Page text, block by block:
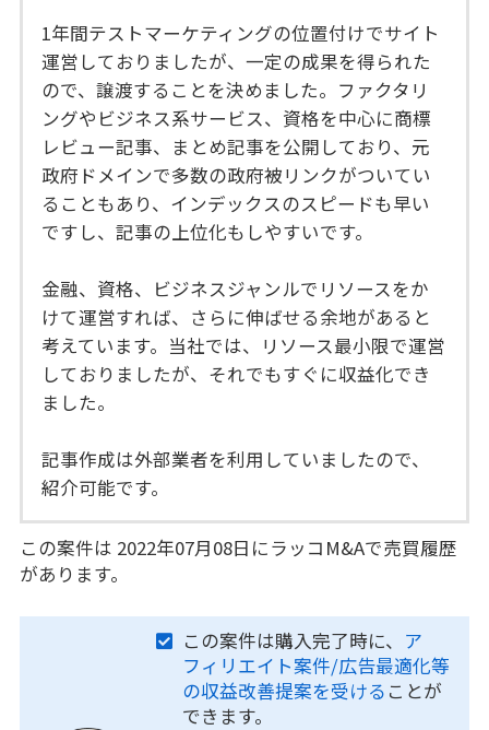
1年間テストマーケティングの位置付けでサイト
運営しておりましたが、一定の成果を得られた
ので、譲渡することを決めました。ファクタリ
ングやビジネス系サービス、資格を中心に商標
レビュー記事、まとめ記事を公開しており、元
政府ドメインで多数の政府被リンクがついてい
ることもあり、インデックスのスピードも早い
ですし、記事の上位化もしやすいです。
金融、資格、ビジネスジャンルでリソースをか
けて運営すれば、さらに伸ばせる余地があると
考えています。当社では、リソース最小限で運営
しておりましたが、それでもすぐに収益化でき
ました。
記事作成は外部業者を利用していましたので、
紹介可能です。
この案件は 2022年07月08日にラッコM&Aで売買履歴
があります。
この案件は購入完了時に、 ア
フィリエイト案件/広告最適化等
の収益改善提案を受ける ことが
できます。